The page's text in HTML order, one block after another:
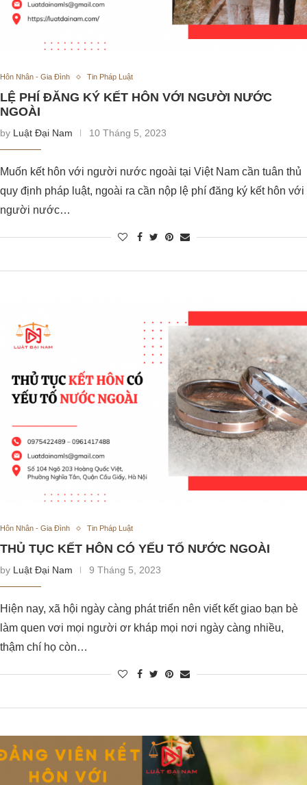
Hôn Nhân - Gia Đình Tin Pháp Luật
LỆ PHÍ ĐĂNG KÝ KẾT HÔN VỚI NGƯỜI NƯỚC
NGOÀI
by Luật Đại Nam 10 Tháng 5, 2023
Muốn kết hôn với người nước ngoài tại Việt Nam cần tuân thủ
quy định pháp luật, ngoài ra cần nộp lệ phí đăng ký kết hôn với
người nước…
Hôn Nhân - Gia Đình Tin Pháp Luật
THỦ TỤC KẾT HÔN CÓ YẾU TỐ NƯỚC NGOÀI
by Luật Đại Nam 9 Tháng 5, 2023
Hiện nay, xã hội ngày càng phát triển nên viết kết giao bạn bè
làm quen vơi mọi người ơr kháp mọi nơi ngày càng nhiều,
thậm chí họ còn…